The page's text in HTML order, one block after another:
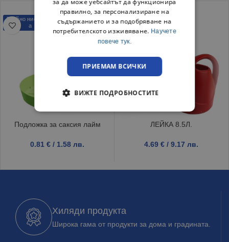
Трайно ниска цен
а
Подложка за саксия лайм
0.81 € / 1.58 лв.
ЛЕЙКА 8.5Л.
4.69 € / 9.17 лв.
Хиляди продукта
Широка гама от продукти за дома и градината.
правилно, за персонализиране на
съдържанието и за подобряване на
потребителското изживяване. Научете
повече тук.
ПРИЕМАМ ВСИЧКИ
ВИЖТЕ ПОДРОБНОСТИТЕ